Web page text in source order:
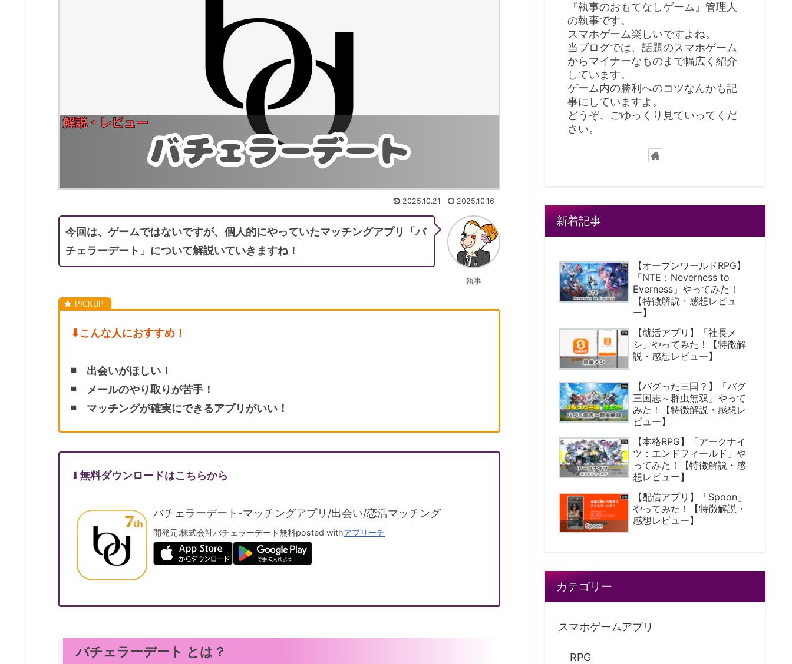
2025.10.21 2025.10.16
執事
今回は、ゲームではないですが、個人的にやっていたマッチングアプリ「バ
チェラーデート」について解説いていきますね！
⬇︎こんな人におすすめ！
◾️ 出会いがほしい！
◾️ メールのやり取りが苦手！
◾️ マッチングが確実にできるアプリがいい！
⬇︎無料ダウンロードはこちらから
バチェラーデート-マッチングアプリ/出会い/恋活マッチング
開発元:株式会社バチェラーデート無料posted withアプリーチ
バチェラーデート とは？
『執事のおもてなしゲーム』管理人
の執事です。
スマホゲーム楽しいですよね。
当ブログでは、話題のスマホゲーム
からマイナーなものまで幅広く紹介
しています。
ゲーム内の勝利へのコツなんかも記
事にしていますよ。
どうぞ、ごゆっくり見ていってくだ
さい。
新着記事
【オープンワールドRPG】
「NTE：Neverness to
Everness」やってみた！
【特徴解説・感想レビュ
ー】
【就活アプリ】「社長メ
シ」やってみた！【特徴解
説・感想レビュー】
【バグった三国？】「バグ
三国志～群虫無双」やって
みた！【特徴解説・感想レ
ビュー】
【本格RPG】「アークナイ
ツ：エンドフィールド」や
ってみた！【特徴解説・感
想レビュー】
【配信アプリ】「Spoon」
やってみた！【特徴解説・
感想レビュー】
カテゴリー
スマホゲームアプリ
RPG